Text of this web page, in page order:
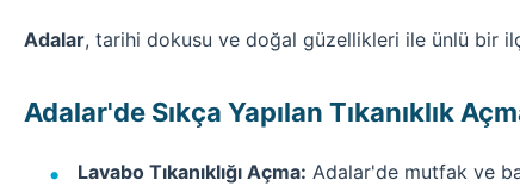
Adalar, tarihi dokusu ve doğal güzellikleri ile ünlü bir
Adalar'de Sıkça Yapılan Tıkanıklık
Lavabo Tıkanıklığı Açma: Adalar'de mutfak ve